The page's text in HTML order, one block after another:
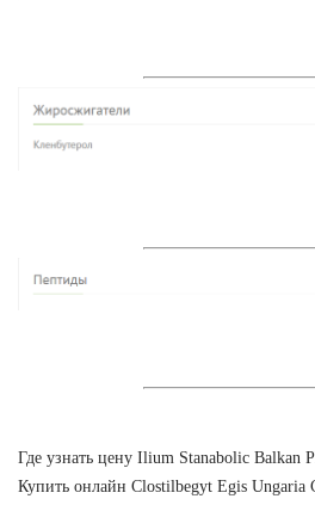
Где узнать цену Ilium Stanabolic Balkan
Купить онлайн Clostilbegyt Egis Ungaria